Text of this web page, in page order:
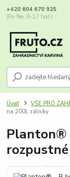
+420 604 670 925
(Po-Ne, 8-17 hod.)
Úvod VŠE PRO
na 200L zálivky
Planton®